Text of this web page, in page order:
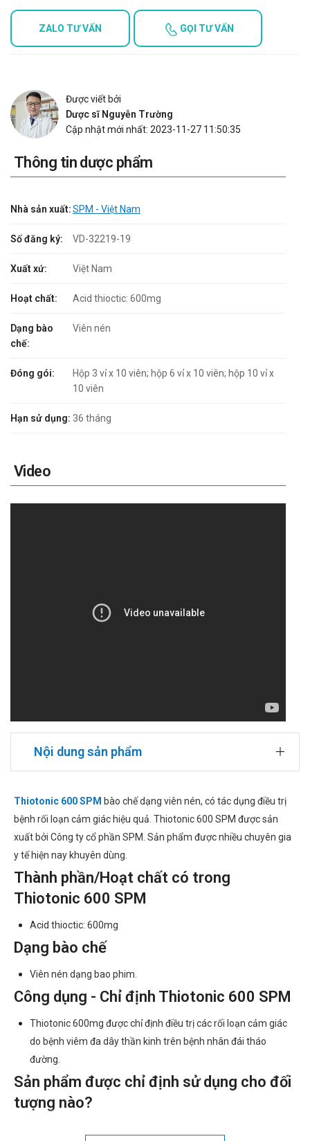
ZALO TƯ VẤN GỌI TƯ VẤN
Được viết bởi
Dược sĩ Nguyễn Trường
Cập nhật mới nhất: 2023-11-27 11:50:35
Thông tin dược phẩm
Nhà sản xuất:SPM - Việt Nam
Số đăng ký: VD-32219-19
Xuất xứ: Việt Nam
Hoạt chất: Acid thioctic: 600mg
Dạng bào
chế:
Viên nén
Đóng gói:
Hộp 3 vỉ x 10 viên; hộp 6 vỉ x 10 viên; hộp 10 vỉ x
10 viên
Hạn sử dụng: 36 tháng
Video
Nội dung sản phẩm
Thiotonic 600 SPM bào chế dạng viên nén, có tác dụng điều trị
bệnh rối loạn cảm giác hiệu quả. Thiotonic 600 SPM được sản
xuất bởi Công ty cổ phần SPM. Sản phẩm được nhiều chuyên gia
y tế hiện nay khuyên dùng.
Thành phần/Hoạt chất có trong
Thiotonic 600 SPM
Acid thioctic: 600mg
Dạng bào chế
Viên nén dạng bao phim.
Công dụng - Chỉ định Thiotonic 600 SPM
Thiotonic 600mg được chỉ định điều trị các rối loạn cảm giác
do bệnh viêm đa dây thần kinh trên bệnh nhân đái tháo
đường.
Sản phẩm được chỉ định sử dụng cho đối
tượng nào?